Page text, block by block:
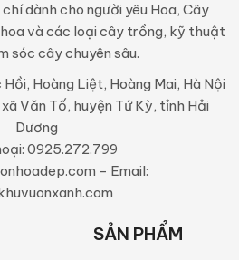
dành cho người yêu Hoa, Cây
và các loại cây trồng, kỹ thuật
sóc cây chuyên sâu.
Hoàng Liệt, Hoàng Mai, Hà Nội
Văn Tố, huyện Tứ Kỳ, tỉnh Hải
Dương
0925.272.799
- Email:
SẢN PHẨM